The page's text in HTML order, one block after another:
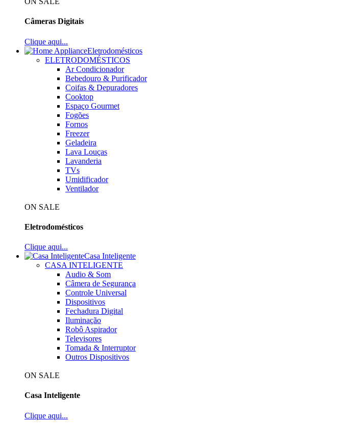
Câmeras Digitais
Clique aqui...
Eletrodomésticos
ELETRODOMÉSTICOS
Ar Condicionador
Bebedouro & Purificador
Coifas & Depuradores
Cooktop
Espaço Gourmet
Fogões
Fornos
Freezer
Geladeira
Lava Louças
Lavanderia
TVs
Umidificador
Ventilador
ON SALE
Eletrodomésticos
Clique aqui...
Casa Inteligente
CASA INTELIGENTE
Audio & Som
Câmera de Segurança
Controle Universal
Dispositivos
Fechadura Digital
Iluminação
Robô Aspirador
Televisores
Tomada & Interruptor
Outros Dispositivos
ON SALE
Casa Inteligente
Clique aqui...